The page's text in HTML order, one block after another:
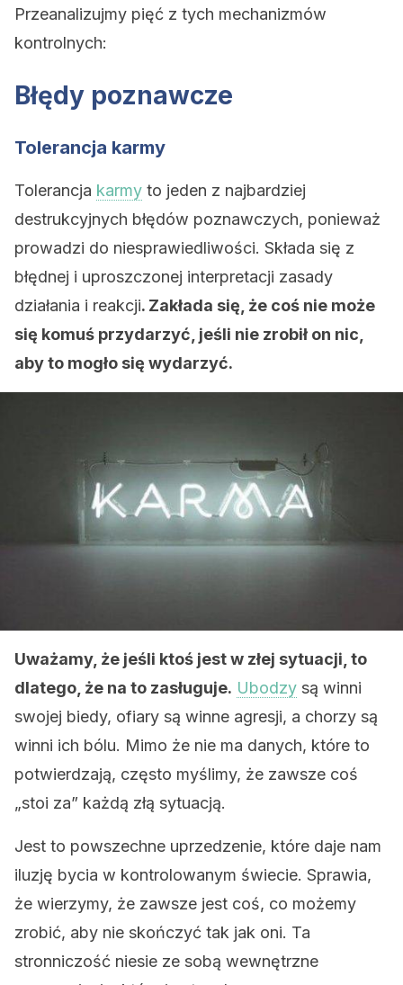
Przeanalizujmy pięć z tych mechanizmów
kontrolnych:
Błędy poznawcze
Tolerancja karmy
Tolerancja karmy to jeden z najbardziej
destrukcyjnych błędów poznawczych, ponieważ
prowadzi do niesprawiedliwości. Składa się z
błędnej i uproszczonej interpretacji zasady
działania i reakcji. Zakłada się, że coś nie może
się komuś przydarzyć, jeśli nie zrobił on nic,
aby to mogło się wydarzyć.
Uważamy, że jeśli ktoś jest w złej sytuacji, to
dlatego, że na to zasługuje. Ubodzy są winni
swojej biedy, ofiary są winne agresji, a chorzy są
winni ich bólu. Mimo że nie ma danych, które to
potwierdzają, często myślimy, że zawsze coś
„stoi za” każdą złą sytuacją.
Jest to powszechne uprzedzenie, które daje nam
iluzję bycia w kontrolowanym świecie. Sprawia,
że ​​wierzymy, że zawsze jest coś, co możemy
zrobić, aby nie skończyć tak jak oni. Ta
stronniczość niesie ze sobą wewnętrzne